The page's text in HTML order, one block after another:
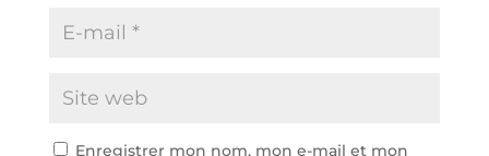
Enregistrer mon nom, mon e-mail et mon